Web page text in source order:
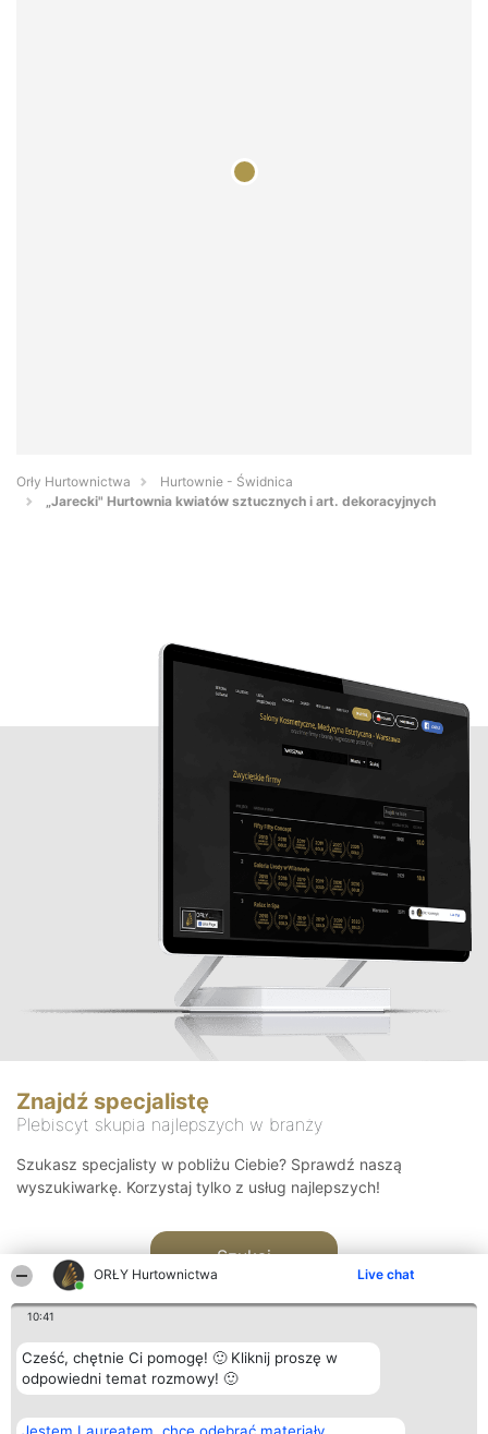
ORŁY Hurtownictwa Live chat
10:41
Cześć, chętnie Ci pomogę! 🙂 Kliknij proszę w
odpowiedni temat rozmowy! 🙂
Orły Hurtownictwa
Hurtownie - Świdnica
„Jarecki" Hurtownia kwiatów sztucznych i art. dekoracyjnych
Znajdź specjalistę
Plebiscyt skupia najlepszych w branży
Szukasz specjalisty w pobliżu Ciebie? Sprawdź naszą
wyszukiwarkę. Korzystaj tylko z usług najlepszych!
Szukaj
Organizator plebiscytu Plebiscyt Kontakt